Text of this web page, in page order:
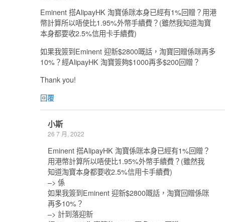
Eminent 搭AlipayHK 淘寶係咪本身已經有1%回贈？用港
幣計算所以唔使比1.95%外幣手續費？(雖然我知道淘寶
本身都要收2.5%信用卡手續費)
如果我簽到Eminent 迎新$2800嘅話，淘寶回贈係咪再多
10%？經AlipayHK 淘寶簽夠$1000再多$200回贈？
Thank you!
回覆
小斯
26 7 月, 2022
Eminent 搭AlipayHK 淘寶係咪本身已經有1%回贈？
用港幣計算所以唔使比1.95%外幣手續費？(雖然我
知道淘寶本身都要收2.5%信用卡手續費)
–> 係
如果我簽到Eminent 迎新$2800嘅話，淘寶回贈係咪
再多10%？
–> 計到落迎新